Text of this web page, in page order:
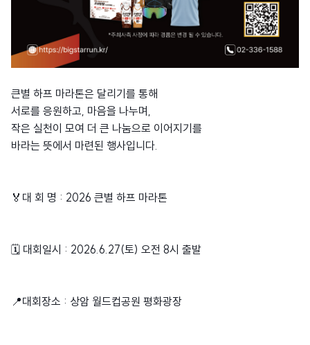
큰별 하프 마라톤은 달리기를 통해
서로를 응원하고, 마음을 나누며,
작은 실천이 모여 더 큰 나눔으로 이어지기를
바라는 뜻에서 마련된 행사입니다.
🏅대 회 명 : 2026 큰별 하프 마라톤
🗓 대회일시 : 2026.6.27(토) 오전 8시 출발
📍대회장소 : 상암 월드컵공원 평화광장